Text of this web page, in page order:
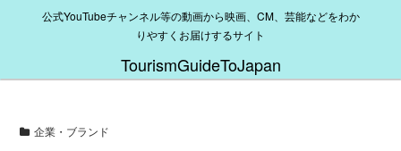
公式YouTubeチャンネル等の動画から映画、CM、芸能などをわか
りやすくお届けするサイト
TourismGuideToJapan
企業・ブランド